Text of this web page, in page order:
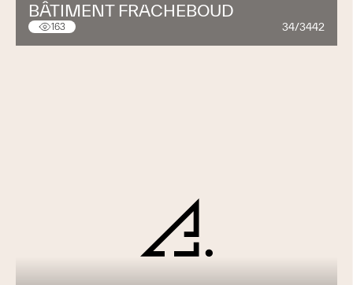
BÂTIMENT FRACHEBOUD
163 34/3442